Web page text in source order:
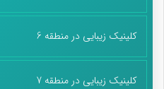
کلینیک زیبایی در منطقه 6
کلینیک زیبایی در منطقه 7